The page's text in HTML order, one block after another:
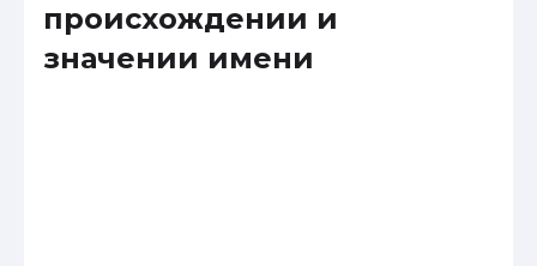
происхождении и
значении имени